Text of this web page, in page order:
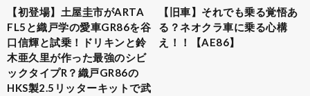
【初登場】土屋圭市がARTA
FL5と織戸学の愛車GR86を谷
口信輝と試乗！ドリキンと鈴
木亜久里が作った最強のシビ
ックタイプR？織戸GR86の
HKS製2.5リッターキットで武
【旧車】それでも乗る覚悟あ
る？ネオクラ車に乗る心構
え！！【AE86】